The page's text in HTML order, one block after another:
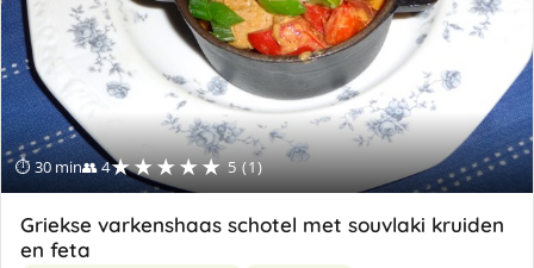
⏱ 30 min👥 4★★★★★ 5 (1)
Griekse varkenshaas schotel met souvlaki kruiden
en feta